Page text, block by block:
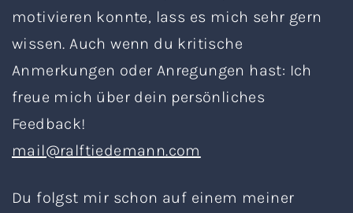
motivieren konnte, lass es mich sehr gern
wissen. Auch wenn du kritische
Anmerkungen oder Anregungen hast: Ich
freue mich über dein persönliches
Feedback!
mail@ralftiedemann.com
Du folgst mir schon auf einem meiner